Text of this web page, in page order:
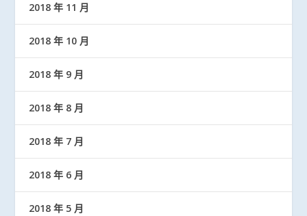
2018 年 11 月
2018 年 10 月
2018 年 9 月
2018 年 8 月
2018 年 7 月
2018 年 6 月
2018 年 5 月